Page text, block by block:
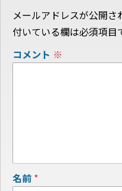
メールアドレスが公開さ
付いている欄は必須項目
コメント ※
名前 *